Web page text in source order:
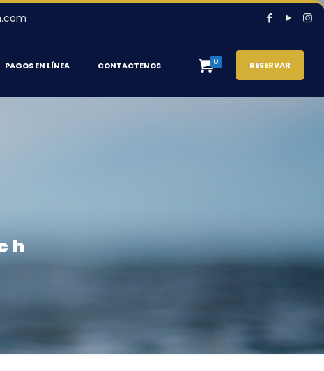
PAGOS EN LÍNEA CONTACTENOS 0 RESERVAR